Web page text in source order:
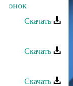
Скачать
Скачать
Скачать